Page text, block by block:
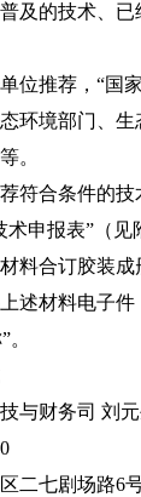
的技术、已
推荐，“国家
环境部门、
。
合条件的技
申报表”（
料合订胶装
述材料电子
与财务司 刘元
七剧场路6